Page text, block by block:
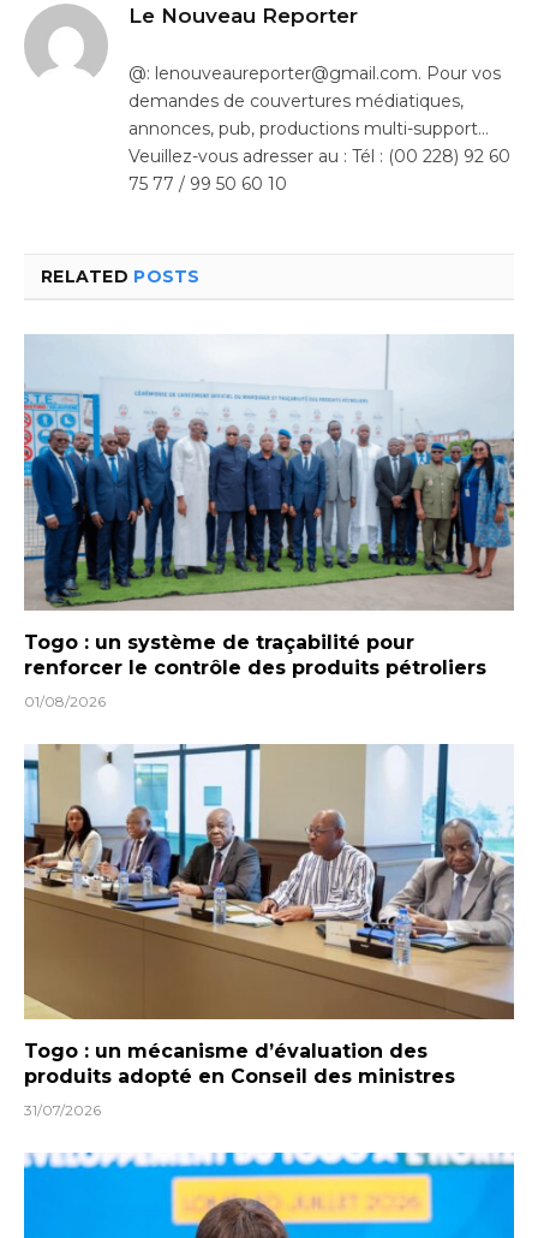
Le Nouveau Reporter
@: lenouveaureporter@gmail.com. Pour vos
demandes de couvertures médiatiques,
annonces, pub, productions multi-support…
Veuillez-vous adresser au : Tél : (00 228) 92 60
75 77 / 99 50 60 10
RELATED POSTS
Togo : un système de traçabilité pour
renforcer le contrôle des produits pétroliers
01/08/2026
Togo : un mécanisme d’évaluation des
produits adopté en Conseil des ministres
31/07/2026